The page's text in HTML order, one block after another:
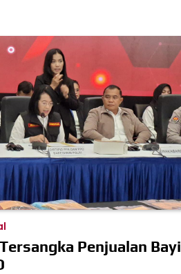
Penjualan Bayi